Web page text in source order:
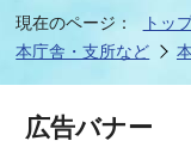
現在のページ： トッ
本庁舎・支所など
広告バナー